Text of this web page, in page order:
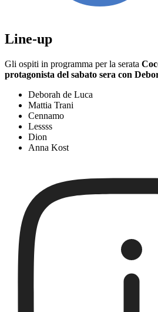
Line-up
Gli ospiti in programma per la serata
protagonista del sabato sera con
Deborah de Luca
Mattia Trani
Cennamo
Lessss
Dion
Anna Kost